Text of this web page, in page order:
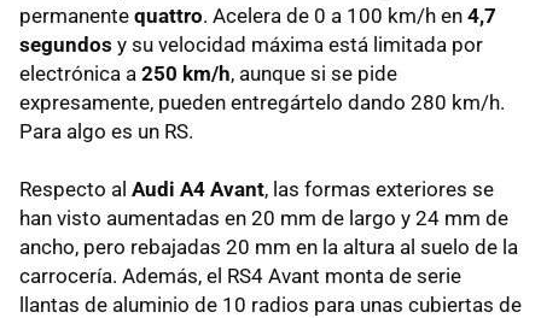
permanente quattro. Acelera de 0 a 100 km/h en 4,7
segundos y su velocidad máxima está limitada por
electrónica a 250 km/h, aunque si se pide
expresamente, pueden entregártelo dando 280 km/h.
Para algo es un RS.
Respecto al Audi A4 Avant, las formas exteriores se
han visto aumentadas en 20 mm de largo y 24 mm de
ancho, pero rebajadas 20 mm en la altura al suelo de la
carrocería. Además, el RS4 Avant monta de serie
llantas de aluminio de 10 radios para unas cubiertas de